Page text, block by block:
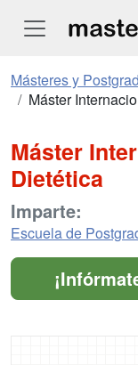
Másteres y
Máster
Máster
Dietética
Imparte:
Escuela de